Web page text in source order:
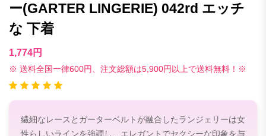
ー(GARTER LINGERIE) 042rd エッチ
な 下着
1,774円
※ 送料全国一律600円、注文総額は5,900円以上で送料無料！※
繊細なレースとガーターベルトが融合したランジェリーは女
性らしいラインを強調し、エレガントでセクシーな印象を与